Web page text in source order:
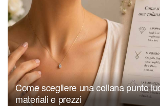
Come scegliere una collana punto
materiali e prezzi